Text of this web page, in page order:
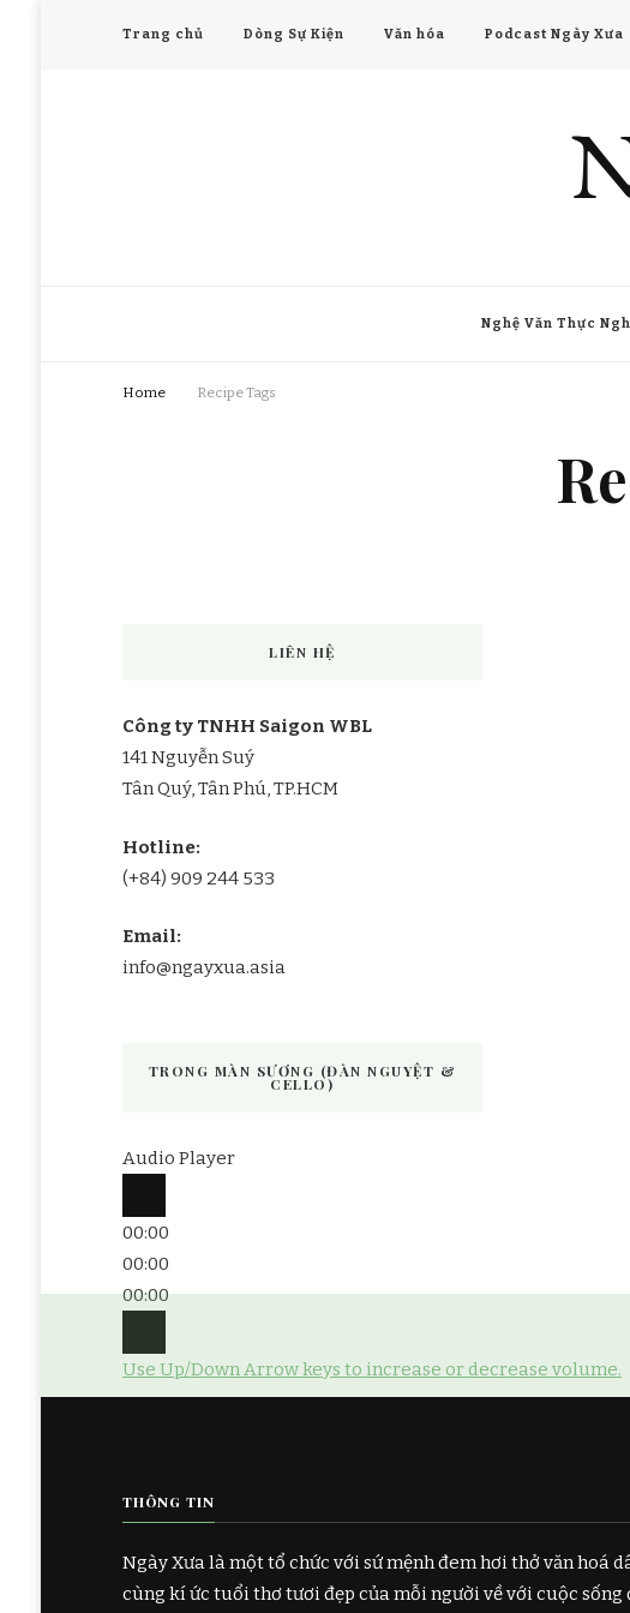
Trang chủ Dòng Sự Kiện Văn hóa Podcast Ngày Xưa
Nghệ Văn Thực
Home Recipe Tags
LIÊN HỆ
Công ty TNHH Saigon WBL
141 Nguyễn Suý
Tân Quý, Tân Phú, TP.HCM
Hotline:
(+84) 909 244 533
Email:
info@ngayxua.asia
TRONG MÀN SƯƠNG (ĐÀN NGUYỆT &
CELLO)
Audio Player
00:00
00:00
00:00
Use Up/Down Arrow keys to increase or decrease volume.
THÔNG TIN
Ngày Xưa là một tổ chức với sứ mệnh đem hơi thở văn hoá
cùng kí ức tuổi thơ tươi đẹp của mỗi người về với cuộc sống